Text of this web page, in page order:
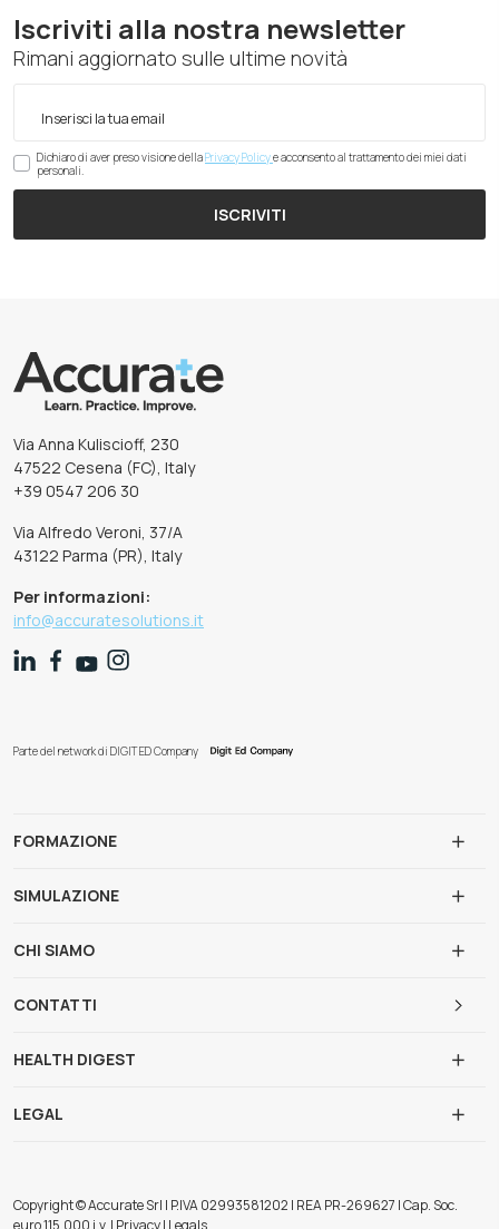
Iscriviti alla nostra newsletter
Rimani aggiornato sulle ultime novità
Dichiaro di aver preso visione dellaPrivacy Policye acconsento al trattamento dei miei dati
personali.
ISCRIVITI
Via Anna Kuliscioff, 230
47522 Cesena (FC), Italy
+39 0547 206 30
Via Alfredo Veroni, 37/A
43122 Parma (PR), Italy
Per informazioni:
info@accuratesolutions.it
Parte del network di DIGIT ED Company
FORMAZIONE
SIMULAZIONE
CHI SIAMO
CONTATTI
HEALTH DIGEST
LEGAL
Copyright © Accurate Srl | P.IVA 02993581202 | REA PR-269627 | Cap. Soc.
euro 115.000 i.v. | Privacy | Legals